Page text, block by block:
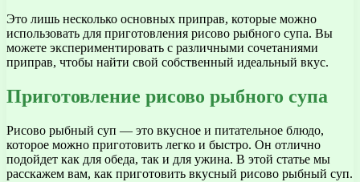
Это лишь несколько основных приправ, которые можно
использовать для приготовления рисово рыбного супа. Вы
можете экспериментировать с различными сочетаниями
приправ, чтобы найти свой собственный идеальный вкус.
Приготовление рисово рыбного супа
Рисово рыбный суп — это вкусное и питательное блюдо,
которое можно приготовить легко и быстро. Он отлично
подойдет как для обеда, так и для ужина. В этой статье мы
расскажем вам, как приготовить вкусный рисово рыбный суп.